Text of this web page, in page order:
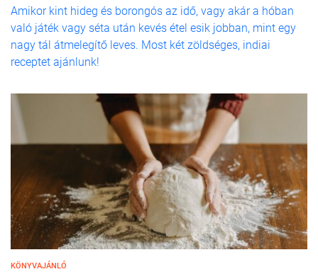
Amikor kint hideg és borongós az idő, vagy akár a hóban
való játék vagy séta után kevés étel esik jobban, mint egy
nagy tál átmelegítő leves. Most két zöldséges, indiai
receptet ajánlunk!
KÖNYVAJÁNLÓ